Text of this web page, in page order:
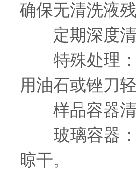
确保无清洗液
定期深度清
特殊处理：
用油石或锉刀
样品容器清
玻璃容器：
晾干。